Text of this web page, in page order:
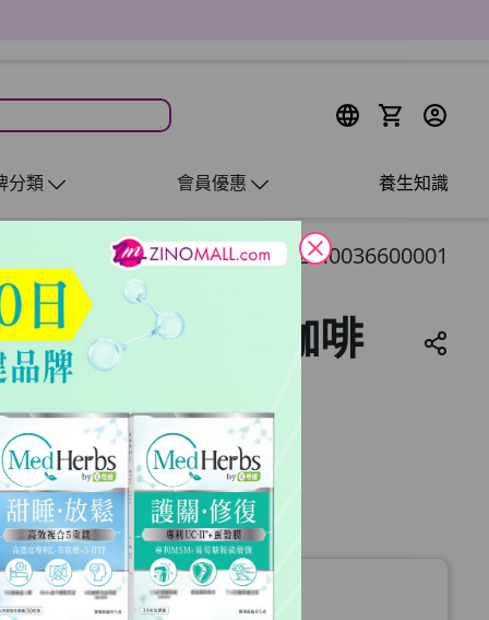
分類 會員優惠 養生知識
ZM0036600001
- MCT油防彈咖啡
至減重
close